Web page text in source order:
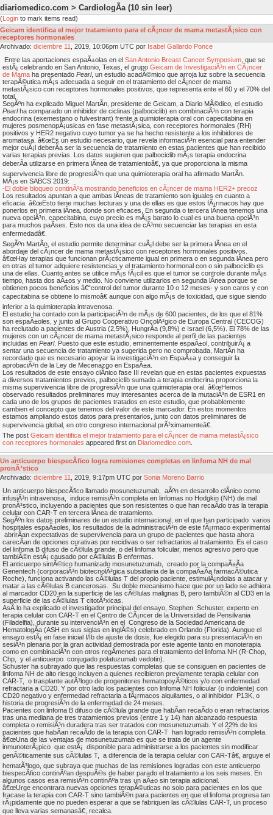
diariomedico.com > CardiologÃ­a (10 sin leer)
(Login to mark items read)
Geicam identifica el mejor tratamiento para el cÃ¡ncer de mama metastÃ¡sico con
receptores hormonales
Archivado: diciembre 11 , 2019, 10:06pm UTC por Isabel Gallardo Ponce
Entre las aportaciones espaÃ±olas en el San Antonio Breast Cancer Symposium , que se
estÃ¡ celebrando en San Antonio, Texas, el grupo Geicam de InvestigaciÃ³n en CÃ¡ncer
de Mama ha presentado Pearl, un estudio acadÃ©mico que arroja luz sobre la secuencia
terapÃ©utica mÃ¡s adecuada a seguir en el tratamiento del cÃ¡ncer de mama
metastÃ¡sico con receptores hormonales positivos, que representa ente el 60 y el 70% del
total.
SegÃºn ha explicado Miguel MartÃ­n, presidente de Geicam, a Diario MÃ©dico, el estudio
Pearlha comparado un inhibidor de ciclinas (palbociclib) en combinaciÃ³n con terapia
endocrina (exemestano o fulvestrant) frente a quimioterapia oral con capecitabina en
mujeres posmenopÃ¡usicas en fase metastÃ¡sica, con receptores hormonales (RH)
positivos y HER2 negativo cuyo tumor ya se ha hecho resistente a los inhibidores de
aromatasa. â€œEs un estudio necesario, que revela informaciÃ³n esencial para entender
mejor cuÃ¡l deberÃ­a ser la secuencia de tratamiento en estas pacientes que han recibido
varias terapias previas. Los datos sugieren que palbociclib mÃ¡s terapia endocrina
deberÃ­a utilizarse en primera lÃ­nea de tratamientoâ€, ya que proporciona la misma
supervivencia libre de progresiÃ³n que una quimioterapia oral ha afirmado MartÃ­n.
MÃ¡s en SABCS 2019:
-El doble bloqueo continÃºa mostrando beneficios en cÃ¡ncer de mama HER2+ precoz
Los resultados apuntan a que ambas lÃ­neas de tratamiento son iguales en cuanto a
eficacia. â€œEsto tiene muchas lecturas y una de ellas es que estos fÃ¡rmacos hay que
ponerlos en primera lÃ­nea, donde son eficaces. En segunda o tercera lÃ­nea tenemos una
nueva opciÃ³n, capecitabina, cuyo precio es mÃ¡s barato lo cual es una buena opciÃ³n
para muchos paÃ­ses. Esto nos da una idea de cÃ³mo secuenciar las terapias en esta
enfermedadâ€.
SegÃºn MartÃ­n, el estudio permite determinar cuÃ¡l debe ser la primera lÃ­nea en el
abordaje del cÃ¡ncer de mama metastÃ¡sico con receptores hormonales positivos.
â€œHay terapias que funcionan prÃ¡cticamente igual en primera o en segunda lÃ­nea pero
en otras el tumor adquiere resistencias y el tratamiento hormonal con o sin palbociclib es
una de ellas. Cuanto antes se utilice mÃ¡s fÃ¡cil es que el tumor se controle durante mÃ¡s
tiempo, hasta dos aÃ±os y medio. No conviene utilizarlos en segunda lÃ­nea porque se
obtienen pocos beneficios â€“control del tumor durante 10 o 12 meses- y son caros y con
capecitabina se obtiene lo mismoâ€ aunque con algo mÃ¡s de toxicidad, que sigue siendo
inferior a la quimioterapia intravenosa.
El estudio ha contado con la participaciÃ³n de mÃ¡s de 600 pacientes, de los que el 81%
son espaÃ±oles, y junto al Grupo Cooperativo OncolÃ³gico de Europa Central (CECOG)
ha reclutado a pacientes de Austria (2,5%), HungrÃ­a (9,8%) e Israel (6,5%). El 78% de las
mujeres con un cÃ¡ncer de mama metastÃ¡sico responde al perfil de las pacientes
incluidas en Pearl. Puesto que este estudio, eminentemente espaÃ±ol, contribuirÃ¡ a
sentar una secuencia de tratamiento ya sugerida pero no comprobada, MartÃ­n ha
recordado que es necesario apoyar la investigaciÃ³n en EspaÃ±a y conseguir la
aprobaciÃ³n de la Ley de Mecenazgo en EspaÃ±a.
Los resultados de este ensayo clÃ­nico fase III revelan que en estas pacientes expuestas
a diversos tratamientos previos, palbociclib sumado a terapia endocrina proporciona la
misma supervivencia libre de progresiÃ³n que una quimioterapia oral. â€œHemos
observado resultados preliminares muy interesantes acerca de la mutaciÃ³n de ESR1 en
cada uno de los grupos de pacientes tratados en este estudio, que probablemente
cambien el concepto que tenemos del valor de este marcador. En estos momentos
estamos ampliando estos datos para presentarlos, junto con datos preliminares de
supervivencia global, en otro congreso internacional prÃ³ximamenteâ€.
The post Geicam identifica el mejor tratamiento para el cÃ¡ncer de mama metastÃ¡sico
con receptores hormonales appeared first on Diariomedico.com
Un anticuerpo biespecÃ­fico logra remisiones completas en linfoma NH de mal
pronÃ³stico
Archivado: diciembre 11 , 2019, 9:17pm UTC por Sonia Moreno Barrio
Un anticuerpo biespecÃ­fico llamado mosunetuzumab, aÃºn en desarrollo clÃ­nico como
infusiÃ³n intravenosa, induce remisiÃ³n completa en linfomas no Hodgkin (NH) de mal
pronÃ³stico, incluyendo a pacientes que son resistentes o que han recaÃ­do tras la terapia
celular con CAR-T en tercera lÃ­nea de tratamiento.
SegÃºn los datos preliminares de un estudio internacional, en el que han participado varios
hospitales espaÃ±oles, los resultados de la administraciÃ³n de este fÃ¡rmaco experimental
abrirÃ­an expectativas de supervivencia para un grupo de pacientes que hasta ahora
carecÃ­an de opciones curativas por recidivas o ser refractarios al tratamiento. Es el caso
del linfoma B difuso de cÃ©lula grande, o del linfoma folicular, menos agresivo pero que
tambiÃ©n estÃ¡ causado por cÃ©lulas B enfermas.
El anticuerpo sintÃ©tico humanizado mosunetuzumab, creado por la compaÃ±Ã­a
Genentech (corporaciÃ³n biotecnolÃ³gica subsidiaria de la compaÃ±Ã­a farmacÃ©utica
Roche), funciona activando las cÃ©lulas T del propio paciente, estimulÃ¡ndolas a atacar y
matar a las cÃ©lulas B cancerosas. Su doble mecanismo hace que por un lado se adhiera
al marcador CD20 en la superficie de las cÃ©lulas malignas B, pero tambiÃ©n al CD3 en la
superficie de las cÃ©lulas T citotÃ³xicas.
AsÃ­ lo ha explicado el investigador principal del ensayo, Stephen Schuster, experto en
terapia celular con CAR-T en el Centro de CÃ¡ncer de la Universidad de Pensilvania
(Filadelfia), durante su intervenciÃ³n en el Congreso de la Sociedad Americana de
HematologÃ­a (ASH en sus siglas en inglÃ©s) celebrado en Orlando (Florida). Aunque el
ensayo estÃ¡ en fase inicial I/Ib de ajuste de dosis, fue elegido para su presentaciÃ³n en
sesiÃ³n plenaria por la gran actividad demostrada por este agente tanto en monoterapia
como en combinaciÃ³n con otros regÃ­menes para el tratamiento del linfoma NH (R-Chop,
Chp, y el anticuerpo conjugado polatuzumab vedotin).
Schuster ha subrayado que las respuestas completas que se consiguen en pacientes de
linfoma NH de alto riesgo incluyen a quienes recibieron previamente terapia celular con
CAR-T, o trasplante autÃ³logo de progenitores hematopoyÃ©ticos y/o con enfermedad
refractaria a CD20. Y por otro lado los pacientes con linfoma NH folicular (o indolente) con
CD20 negativo y enfermedad refractaria a fÃ¡rmacos alquilantes, o al inhibidor P13K, o
historia de progresiÃ³n de la enfermedad de 24 meses.
Pacientes con linfoma B difuso de cÃ©lula grande que habÃ­an recaÃ­do o eran refractarios
tras una mediana de tres tratamientos previos (entre 1 y 14) han alcanzado respuesta
completa o remisiÃ³n duradera tras ser tratados con mosunetuzumab. Y el 22% de los
pacientes que habÃ­an recaÃ­do de la terapia con CAR-T han logrado remisiÃ³n completa.
â€œUna de las ventajas de mosunetuzumab es que se trata de un agente
inmunoterÃ¡pico que estÃ¡ disponible para administrarse a los pacientes sin modificar
genÃ©ticamente sus cÃ©lulas T, a diferencia de la terapia celular con CAR-Tâ€, arguye el
hematÃ³logo, que subraya que muchas de las remisiones logradas con este anticuerpo
biespecÃ­fico continÃºan despuÃ©s de haber parado el tratamiento a los seis meses. En
algunos casos esa remisiÃ³n continÃºa tras un aÃ±o sin terapia adicional.
â€œUrge encontrara nuevas opciones terapÃ©uticas no solo para pacientes en los que
fracase la terapia con CAR-T sino tambiÃ©n para pacientes en que el linfoma progresa tan
rÃ¡pidamente que no pueden esperar a que se fabriquen las cÃ©lulas CAR-T, un proceso
que lleva varias semanasâ€, recalca.